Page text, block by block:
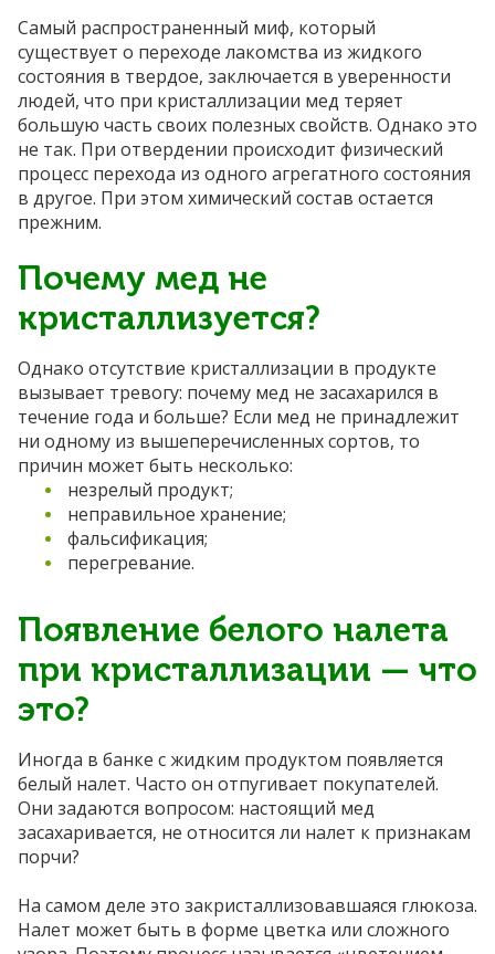
Самый распространенный миф, который
существует о переходе лакомства из жидкого
состояния в твердое, заключается в уверенности
людей, что при кристаллизации мед теряет
большую часть своих полезных свойств. Однако это
не так. При отвердении происходит физический
процесс перехода из одного агрегатного состояния
в другое. При этом химический состав остается
прежним.
Почему мед не
кристаллизуется?
Однако отсутствие кристаллизации в продукте
вызывает тревогу: почему мед не засахарился в
течение года и больше? Если мед не принадлежит
ни одному из вышеперечисленных сортов, то
причин может быть несколько:
незрелый продукт;
неправильное хранение;
фальсификация;
перегревание.
Появление белого налета
при кристаллизации — что
это?
Иногда в банке с жидким продуктом появляется
белый налет. Часто он отпугивает покупателей.
Они задаются вопросом: настоящий мед
засахаривается, не относится ли налет к признакам
порчи?
На самом деле это закристаллизовавшаяся глюкоза.
Налет может быть в форме цветка или сложного